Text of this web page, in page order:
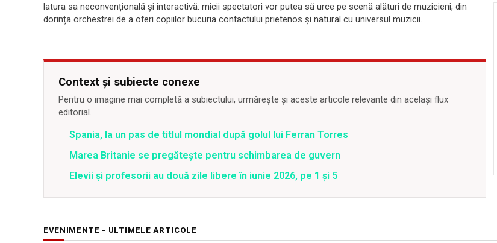
latura sa neconvențională și interactivă: micii spectatori vor putea să urce pe scenă alături de muzicieni, din
dorința orchestrei de a oferi copiilor bucuria contactului prietenos și natural cu universul muzicii.
Context și subiecte conexe
Pentru o imagine mai completă a subiectului, urmărește și aceste articole relevante din același flux
editorial.
Spania, la un pas de titlul mondial după golul lui Ferran Torres
Marea Britanie se pregătește pentru schimbarea de guvern
Elevii și profesorii au două zile libere în iunie 2026, pe 1 și 5
EVENIMENTE - ULTIMELE ARTICOLE